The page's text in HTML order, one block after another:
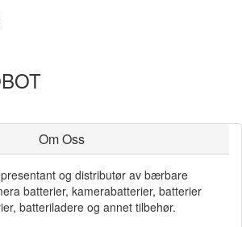
Om Oss
og distributør av bærbare
batterier, kamerabatterier, batterier
batteriladere og annet tilbehør.